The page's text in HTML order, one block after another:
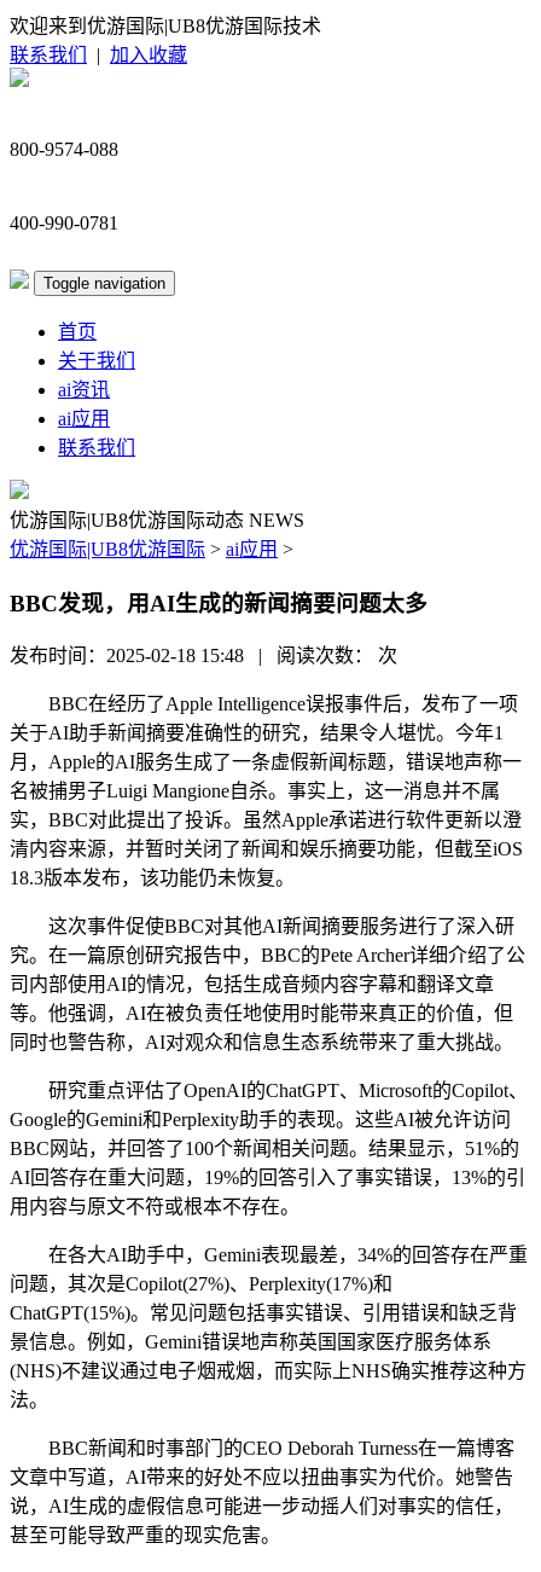
欢迎来到优游国际|UB8优游国际技术
联系我们
| 加入收藏
800-9574-088
400-990-0781
Toggle navigation
首页
关于我们
ai资讯
ai应用
联系我们
优游国际|UB8优游国际动态 NEWS
优游国际|UB8优游国际 > ai应用 >
BBC发现，用AI生成的新闻摘要问题太多
发布时间：2025-02-18 15:48 | 阅读次数： 次
BBC在经历了Apple Intelligence误报事件后，发布了一项
关于AI助手新闻摘要准确性的研究，结果令人堪忧。今年1
月，Apple的AI服务生成了一条虚假新闻标题，错误地声称一
名被捕男子Luigi Mangione自杀。事实上，这一消息并不属
实，BBC对此提出了投诉。虽然Apple承诺进行软件更新以澄
清内容来源，并暂时关闭了新闻和娱乐摘要功能，但截至iOS
18.3版本发布，该功能仍未恢复。
这次事件促使BBC对其他AI新闻摘要服务进行了深入研
究。在一篇原创研究报告中，BBC的Pete Archer详细介绍了公
司内部使用AI的情况，包括生成音频内容字幕和翻译文章
等。他强调，AI在被负责任地使用时能带来真正的价值，但
同时也警告称，AI对观众和信息生态系统带来了重大挑战。
研究重点评估了OpenAI的ChatGPT、Microsoft的Copilot、
Google的Gemini和Perplexity助手的表现。这些AI被允许访问
BBC网站，并回答了100个新闻相关问题。结果显示，51%的
AI回答存在重大问题，19%的回答引入了事实错误，13%的引
用内容与原文不符或根本不存在。
在各大AI助手中，Gemini表现最差，34%的回答存在严重
问题，其次是Copilot(27%)、Perplexity(17%)和
ChatGPT(15%)。常见问题包括事实错误、引用错误和缺乏背
景信息。例如，Gemini错误地声称英国国家医疗服务体系
(NHS)不建议通过电子烟戒烟，而实际上NHS确实推荐这种方
法。
BBC新闻和时事部门的CEO Deborah Turness在一篇博客
文章中写道，AI带来的好处不应以扭曲事实为代价。她警告
说，AI生成的虚假信息可能进一步动摇人们对事实的信任，
甚至可能导致严重的现实危害。